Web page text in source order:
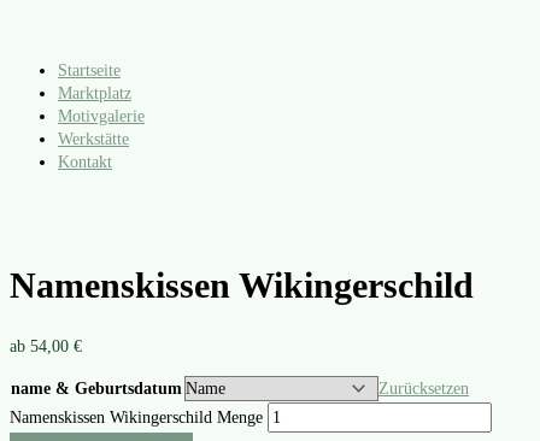
Startseite
Marktplatz
Motivgalerie
Werkstätte
Kontakt
Namenskissen Wikingerschild
ab 54,00 €
name & Geburtsdatum
Zurücksetzen
Namenskissen Wikingerschild Menge